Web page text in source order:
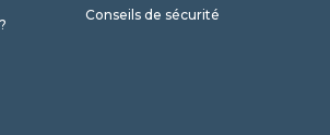
Conseils de sécurité